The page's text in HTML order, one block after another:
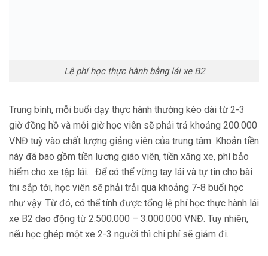
Lệ phí học thực hành bằng lái xe B2
Trung bình, mỗi buổi dạy thực hành thường kéo dài từ 2-3
giờ đồng hồ và mỗi giờ học viên sẽ phải trả khoảng 200.000
VNĐ tuỳ vào chất lượng giảng viên của trung tâm. Khoản tiền
này đã bao gồm tiền lương giáo viên, tiền xăng xe, phí bảo
hiểm cho xe tập lái… Để có thể vững tay lái và tự tin cho bài
thi sắp tới, học viên sẽ phải trải qua khoảng 7-8 buổi học
như vậy. Từ đó, có thể tính được tổng lệ phí học thực hành lái
xe B2 dao động từ 2.500.000 – 3.000.000 VNĐ. Tuy nhiên,
nếu học ghép một xe 2-3 người thì chi phí sẽ giảm đi.